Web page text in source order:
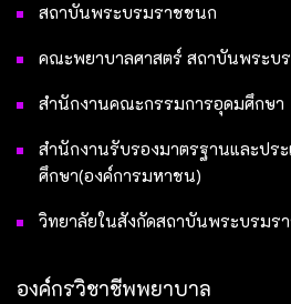
สถาบันพระบรมราชชนก
คณะพยาบาลศาสตร์ สถาบันพระบ
สำนักงานคณะกรรมการอุดมศึกษา
สำนักงานรับรองมาตรฐานและปร
ศึกษา(องค์การมหาชน)
วิทยาลัยในสังกัดสถาบันพระบรมร
องค์กรวิชาชีพพยาบาล